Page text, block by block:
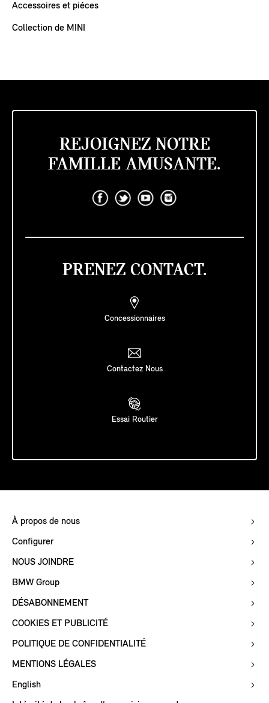
Accessoires et piéces
Collection de MINI
REJOIGNEZ NOTRE
FAMILLE AMUSANTE.
PRENEZ CONTACT.
Concessionnaires
Contactez Nous
Essai Routier
À propos de nous
Configurer
NOUS JOINDRE
BMW Group
DÉSABONNEMENT
COOKIES ET PUBLICITÉ
POLITIQUE DE CONFIDENTIALITÉ
MENTIONS LÉGALES
English